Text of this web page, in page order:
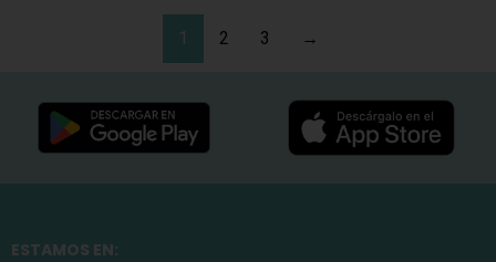
1 2 3 →
ESTAMOS EN: